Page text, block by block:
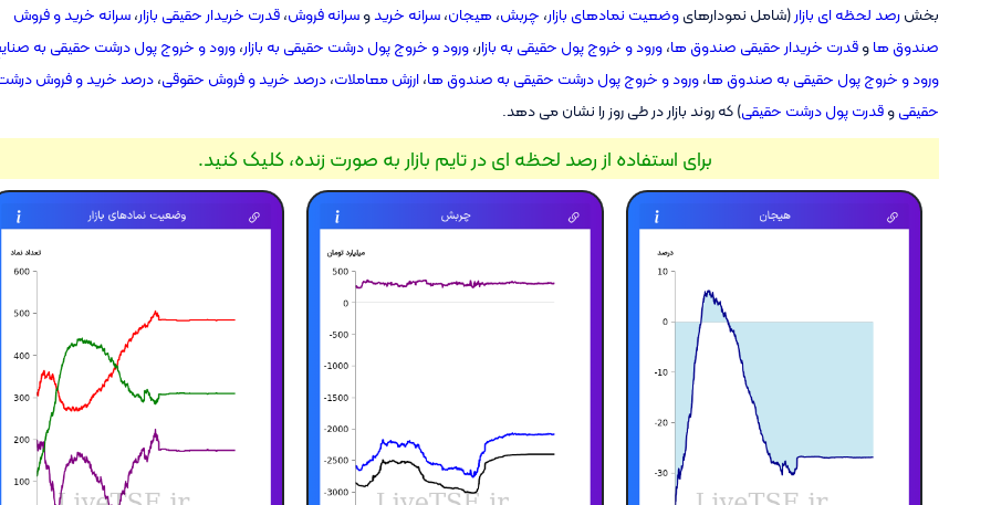
بخشرصد لحظه ای بازار(شامل نمودارهایوضعیت نمادهای بازار، چربش، هیجان،سرانه خریدوسرانه فروش،قدرت خریدار حقیقی بازار،سرانه خرید و فروش
صندوق هاوقدرت خریدار حقیقی صندوق ها،ورود و خروج پول حقیقی به بازار،ورود و خروج پول درشت حقیقی به بازار،ورود و خروج پول درشت حقیقی به
ورود و خروج پول حقیقی به صندوق ها،ورود و خروج پول درشت حقیقی به صندوق ها،ارزش معاملات،درصد خرید و فروش حقوقی،درصد خرید و فروش
حقیقیوقدرت پول درشت حقیقی) که روند بازار در طی روز را نشان می دهد.
برای استفاده از رصد لحظه ای در تایم بازار به صورت زنده، کلیک کنید.